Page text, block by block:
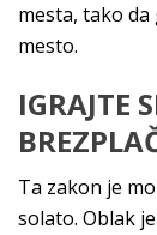
mesta, tako
mesto.
IGRAJTE
Ta zakon je
solato. Oblak